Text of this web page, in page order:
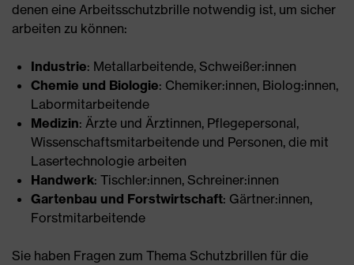
denen eine Arbeitsschutzbrille notwendig ist, um sicher
arbeiten zu können:
Industrie: Metallarbeitende, Schweißer:innen
Chemie und Biologie: Chemiker:innen, Biolog:innen,
Labormitarbeitende
Medizin: Ärzte und Ärztinnen, Pflegepersonal,
Wissenschaftsmitarbeitende und Personen, die mit
Lasertechnologie arbeiten
Handwerk: Tischler:innen, Schreiner:innen
Gartenbau und Forstwirtschaft: Gärtner:innen,
Forstmitarbeitende
Sie haben Fragen zum Thema Schutzbrillen für die